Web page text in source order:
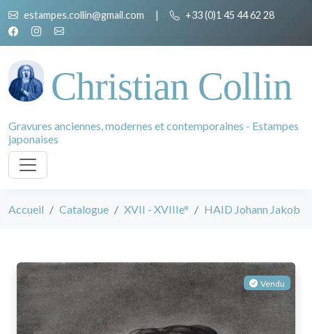
estampes.collin@gmail.com | +33 (0)1 45 44 62 28
Christian Collin
Gravures anciennes, modernes et contemporaines - Estampes
japonaises
Accueil Catalogue XVII - XVIIIe° HAID Johann Jakob
Vendu